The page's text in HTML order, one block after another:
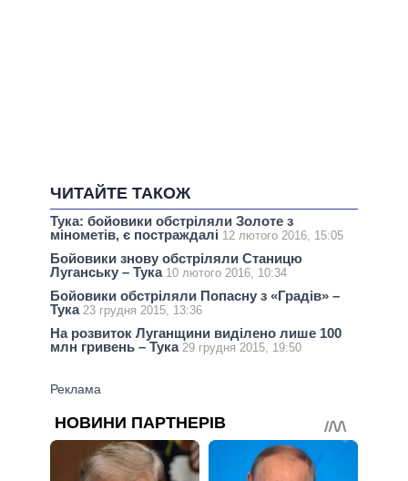
ЧИТАЙТЕ ТАКОЖ
Тука: бойовики обстріляли Золоте з
мінометів, є постраждалі 12 лютого 2016, 15:05
Бойовики знову обстріляли Станицю
Луганську – Тука 10 лютого 2016, 10:34
Бойовики обстріляли Попасну з «Градів» –
Тука 23 грудня 2015, 13:36
На розвиток Луганщини виділено лише 100
млн гривень – Тука 29 грудня 2015, 19:50